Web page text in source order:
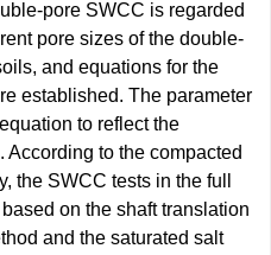
pore SWCC is regarded
pore sizes of the double-
and equations for the
established. The parameter
to reflect the
According to the compacted
the SWCC tests in the full
on the shaft translation
and the saturated salt